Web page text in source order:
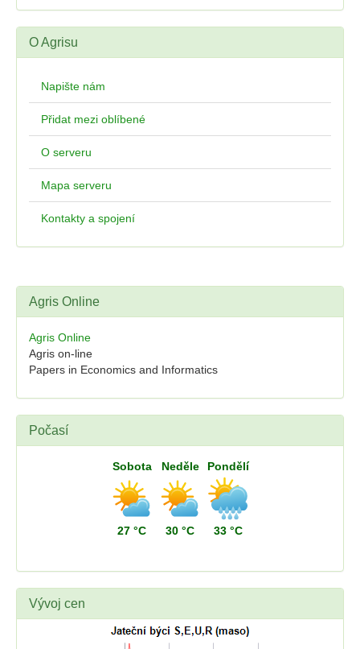
O Agrisu
Napište nám
Přidat mezi oblíbené
O serveru
Mapa serveru
Kontakty a spojení
Agris Online
Agris Online
Agris on-line
Papers in Economics and Informatics
Počasí
Sobota
27 °C
Neděle
30 °C
Pondělí
33 °C
Vývoj cen